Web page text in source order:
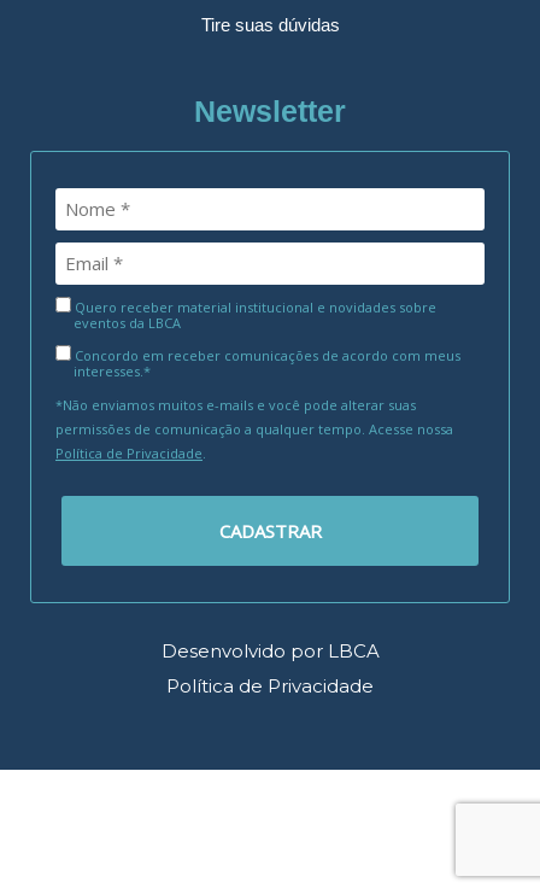
Tire suas dúvidas
Newsletter
Quero receber material institucional e novidades sobre
eventos da LBCA
Concordo em receber comunicações de acordo com meus
interesses.*
*Não enviamos muitos e-mails e você pode alterar suas
permissões de comunicação a qualquer tempo. Acesse nossa
Política de Privacidade.
CADASTRAR
Desenvolvido por LBCA
Política de Privacidade